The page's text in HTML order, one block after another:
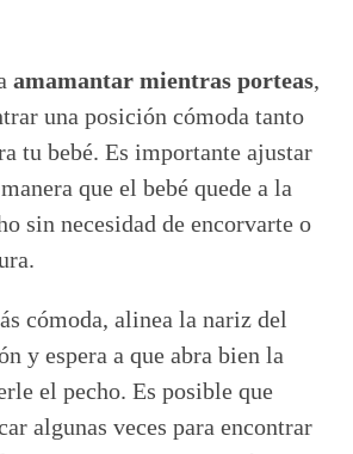
amamantar mientras porteas,
una posición cómoda tanto
tu bebé. Es importante ajustar
que el bebé quede a la
sin necesidad de encorvarte o
cómoda, alinea la nariz del
y espera a que abra bien la
el pecho. Es posible que
algunas veces para encontrar